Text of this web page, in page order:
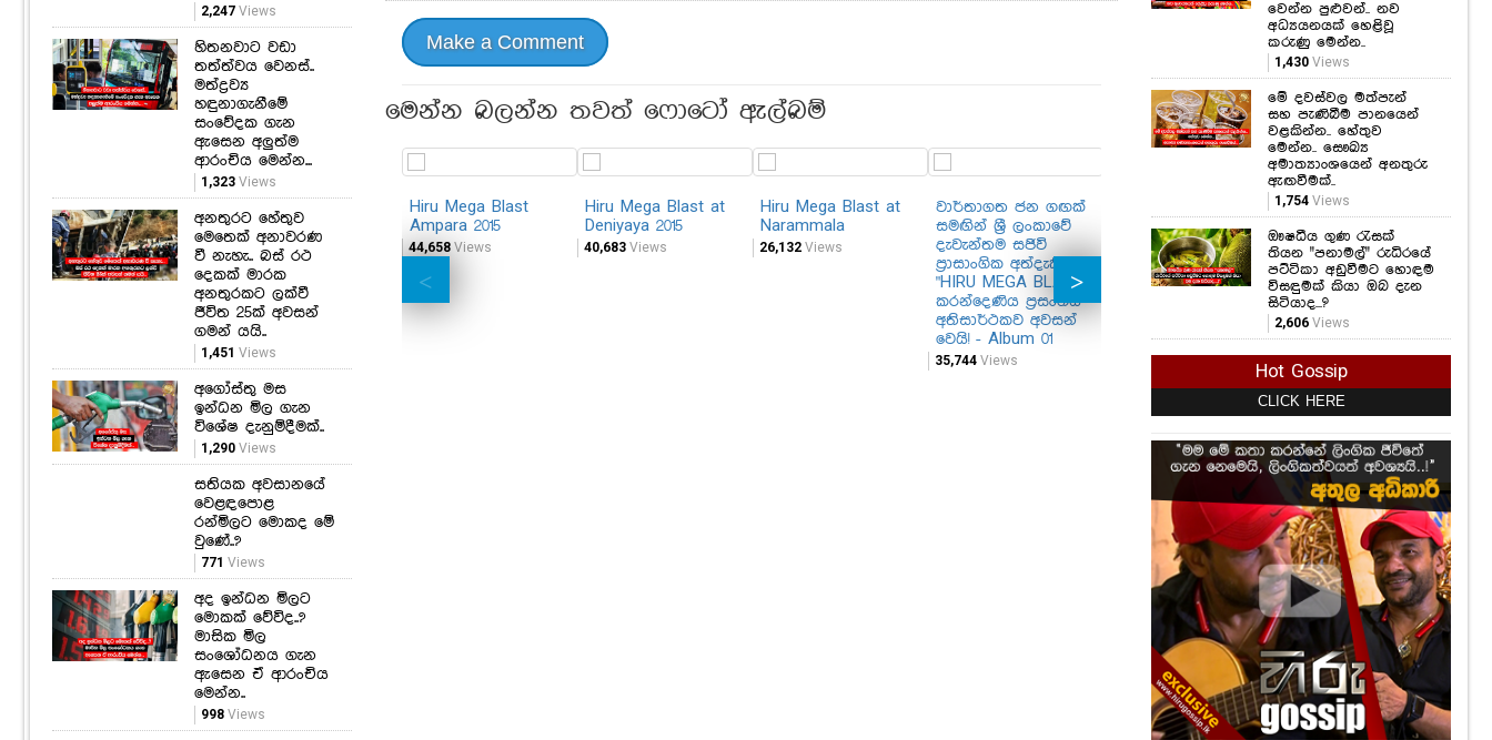
Make a Comment
මෙන්න බලන්න තවත් ෆොටෝ ඇල්බම්
Hiru Mega Blast
Ampara 2015
44,658 Views
Hiru Mega Blast at
Deniyaya 2015
40,683 Views
Hiru Mega Blast at
Narammala
26,132 Views
වාර්තාගත ජන ගඟක්
සමඟින් ශ්‍රී ලංකාවේ
දැවැන්තම සජිවි
ප්‍රාසාංගික අත්දැකීම
"HIRU MEGA BLAST"
කරන්දෙණිය ප්‍රසංගය
අතිසාර්ථකව අවසන්
වෙයි! - Album 01
35,744 Views
Naula
34,800Views
Hiru Mega Blast at
Matara
29,414Views
මේ දවස්වල මත්පැන්
සහ පැණිබීම පානයෙන්
වළකින්න.. හේතුව
මෙන්න.. සෞඛ්‍ය
ඇඟවීමක්..
1,754Views
ඖෂධීය ගුණ රැසක්
තියන "පනාමල්" රුධිරයේ
පට්ටිකා අඩුවීමට හොඳම
විසඳුමක් කියා ඔබ දැන
2,606Views
Hot Gossip
CLICK HERE
2,247Views
හිතනවාට වඩා
තත්ත්වය වෙනස්..
මත්ද්‍රව්‍ය
හඳුනාගැනීමේ
සංවේදක ගැන
ඇසෙන අලුත්ම
ආරංචිය මෙන්න...
1,323Views
අනතුරට හේතුව
මෙතෙක් අනාවරණ
වී නැහැ.. බස් රථ
දෙකක් මාරක
අනතුරකට ලක්වී
ජීවිත 25ක් අවසන්
ගමන් යයි..
1,451 Views
අගෝස්තු මස
ඉන්ධන මිල ගැන
විශේෂ දැනුම්දීමක්..
1,290Views
සතියක අවසානයේ
වෙළඳපොළ
රන්මිලට මොකද මේ
වුණේ..?
771 Views
අද ඉන්ධන මිලට
මොකක් වේවිද..?
මාසික මිල
සංශෝධනය ගැන
ඇසෙන ඒ ආරංචිය
මෙන්න..
998Views